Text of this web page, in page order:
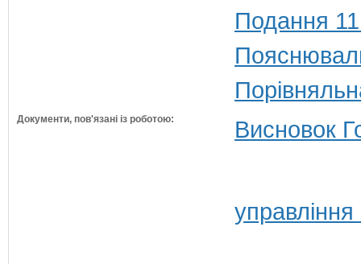
Подання
Документи, пов'язані із роботою: Висновок